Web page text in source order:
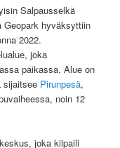
Salpausselkä
Geopark hyväksyttiin
2022.
joka
paikassa. Alue on
sijaitsee Pirunpesä,
noin 12
joka kilpaili